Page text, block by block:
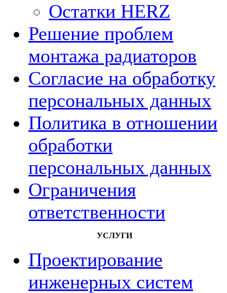
Остатки HERZ
Решение проблем
монтажа радиаторов
Согласие на обработку
персональных данных
Политика в отношении
обработки
персональных данных
Ограничения
ответственности
УСЛУГИ
Проектирование
инженерных систем